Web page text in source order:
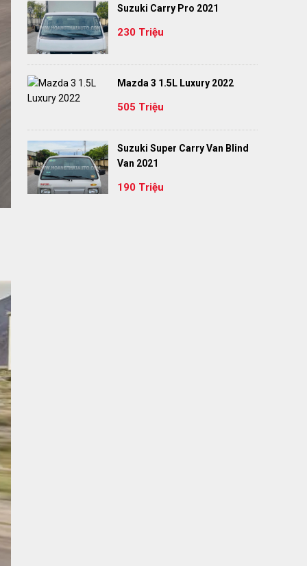
Suzuki Carry Pro 2021
230 Triệu
Mazda 3 1.5L Luxury 2022
505 Triệu
Suzuki Super Carry Van Blind
Van 2021
190 Triệu